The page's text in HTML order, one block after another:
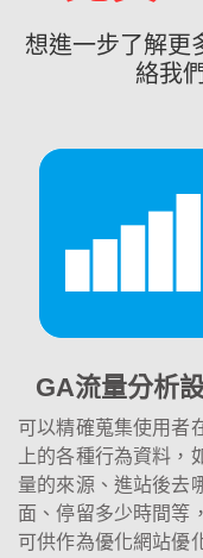
想進一步了解更
絡我
GA流量分析
可以精確蒐集使用者
上的各種行為資料，
量的來源、進站後去
面、停留多少時間等
可供作為優化網站優